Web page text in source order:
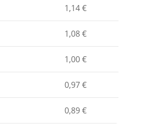
1,14€
1,08€
1,00€
0,97€
0,89€